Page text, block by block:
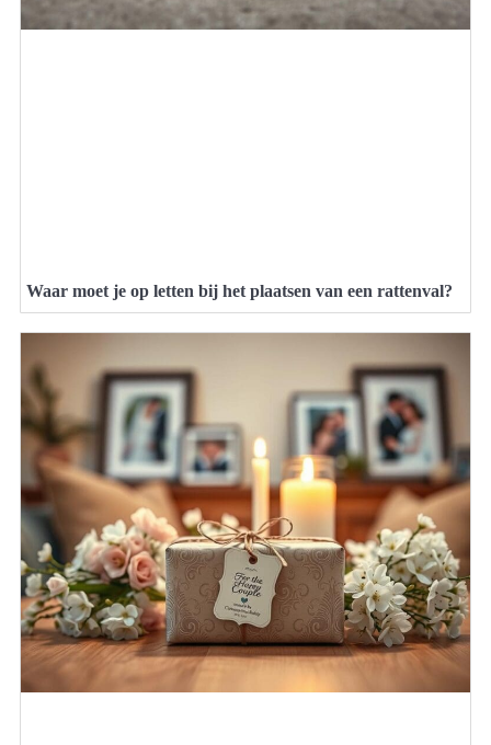
Waar moet je op letten bij het plaatsen van een rattenval?